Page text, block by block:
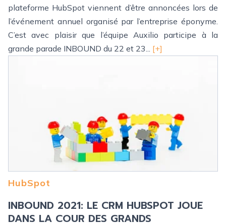
plateforme HubSpot viennent d’être annoncées lors de
l’événement annuel organisé par l’entreprise éponyme.
C’est avec plaisir que l’équipe Auxilio participe à la
grande parade INBOUND du 22 et 23... [+]
HubSpot
INBOUND 2021: LE CRM HUBSPOT JOUE
DANS LA COUR DES GRANDS